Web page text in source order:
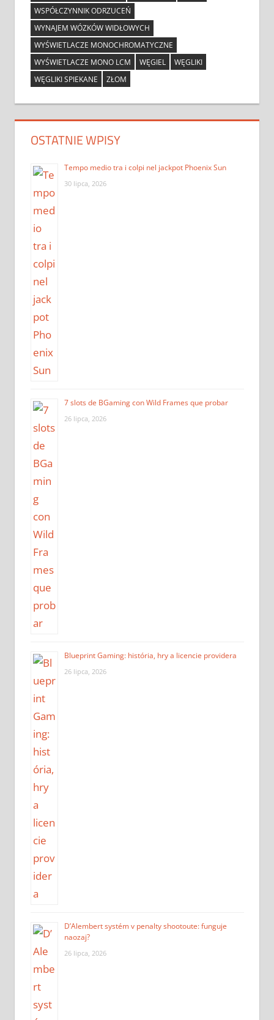
WSPÓŁCZYNNIK ODRZUCEŃ
WYNAJEM WÓZKÓW WIDŁOWYCH
WYŚWIETLACZE MONOCHROMATYCZNE
WYŚWIETLACZE MONO LCM
WĘGIEL
WĘGLIKI
WĘGLIKI SPIEKANE
ZŁOM
OSTATNIE WPISY
Tempo medio tra i colpi nel jackpot Phoenix Sun
30 lipca, 2026
7 slots de BGaming con Wild Frames que probar
26 lipca, 2026
Blueprint Gaming: história, hry a licencie providera
26 lipca, 2026
D’Alembert systém v penalty shootoute: funguje
naozaj?
26 lipca, 2026